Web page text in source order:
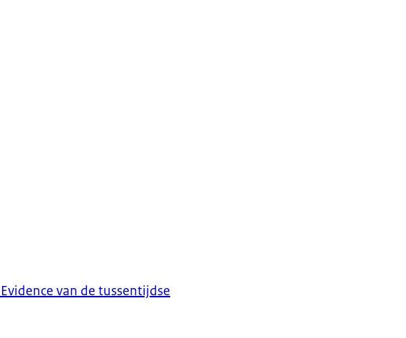
van de tussentijdse